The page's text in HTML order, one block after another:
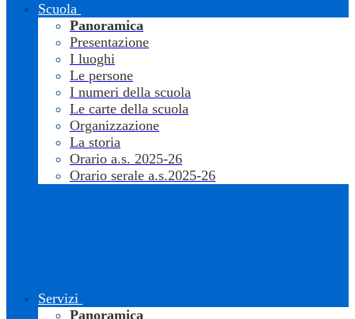
Scuola
Panoramica
Presentazione
I luoghi
Le persone
I numeri della scuola
Le carte della scuola
Organizzazione
La storia
Orario a.s. 2025-26
Orario serale a.s.2025-26
Servizi
Panoramica